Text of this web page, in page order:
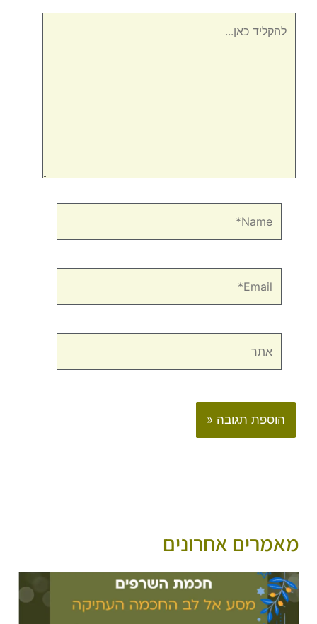
כאן...
מאמרים אחרונים